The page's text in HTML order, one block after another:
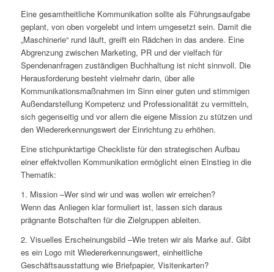
Eine gesamtheitliche Kommunikation sollte als Führungsaufgabe
geplant, von oben vorgelebt und intern umgesetzt sein. Damit die
„Maschinerie“ rund läuft, greift ein Rädchen in das andere. Eine
Abgrenzung zwischen Marketing, PR und der vielfach für
Spendenanfragen zuständigen Buchhaltung ist nicht sinnvoll. Die
Herausforderung besteht vielmehr darin, über alle
Kommunikationsmaßnahmen im Sinn einer guten und stimmigen
Außendarstellung Kompetenz und Professionalität zu vermitteln,
sich gegenseitig und vor allem die eigene Mission zu stützen und
den Wiedererkennungswert der Einrichtung zu erhöhen.
Eine stichpunktartige Checkliste für den strategischen Aufbau
einer effektvollen Kommunikation ermöglicht einen Einstieg in die
Thematik:
1. Mission –Wer sind wir und was wollen wir erreichen?
Wenn das Anliegen klar formuliert ist, lassen sich daraus
prägnante Botschaften für die Zielgruppen ableiten.
2. Visuelles Erscheinungsbild –Wie treten wir als Marke auf. Gibt
es ein Logo mit Wiedererkennungswert, einheitliche
Geschäftsausstattung wie Briefpapier, Visitenkarten?